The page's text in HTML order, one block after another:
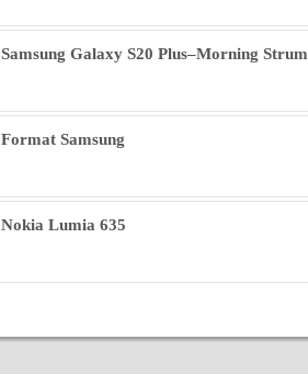
Samsung Galaxy S20 Plus–Morning Strum
Format Samsung
Nokia Lumia 635